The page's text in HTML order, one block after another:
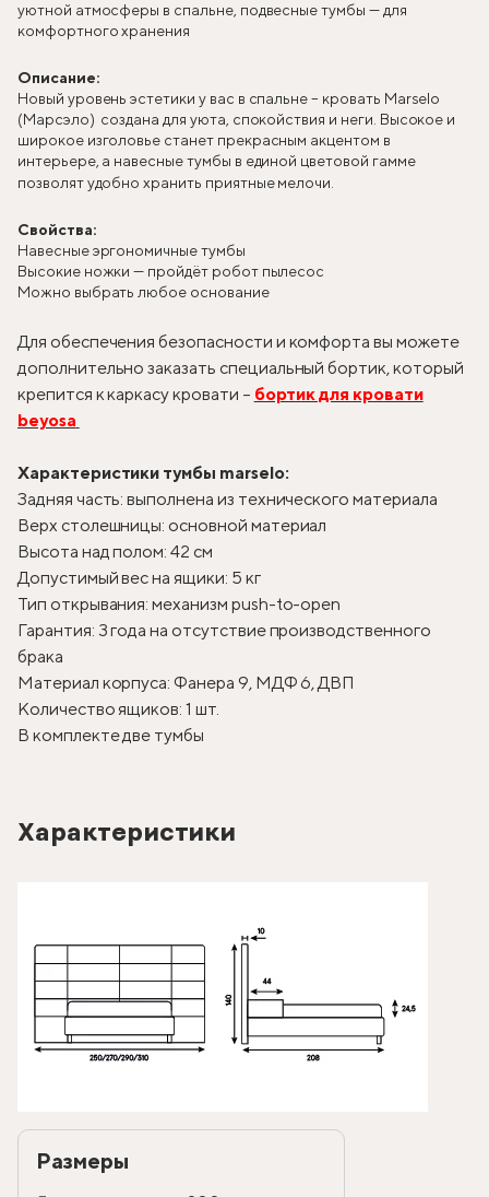
уютной атмосферы в спальне, подвесные тумбы — для
комфортного хранения
Описание:
Новый уровень эстетики у вас в спальне – кровать Marselo
(Марсэло) создана для уюта, спокойствия и неги. Высокое и
широкое изголовье станет прекрасным акцентом в
интерьере, а навесные тумбы в единой цветовой гамме
позволят удобно хранить приятные мелочи.
Свойства:
Навесные эргономичные тумбы
Высокие ножки — пройдёт робот пылесос
Можно выбрать любое основание
Для обеспечения безопасности и комфорта вы можете
дополнительно заказать специальный бортик, который
крепится к каркасу кровати – бортик для кровати
beyosa
Характеристики тумбы marselo:
Задняя часть: выполнена из технического материала
Верх столешницы: основной материал
Высота над полом: 42 см
Допустимый вес на ящики: 5 кг
Тип открывания: механизм push-to-open
Гарантия: 3 года на отсутствие производственного
брака
Материал корпуса: Фанера 9, МДФ 6, ДВП
Количество ящиков: 1 шт.
В комплекте две тумбы
Характеристики
Размеры